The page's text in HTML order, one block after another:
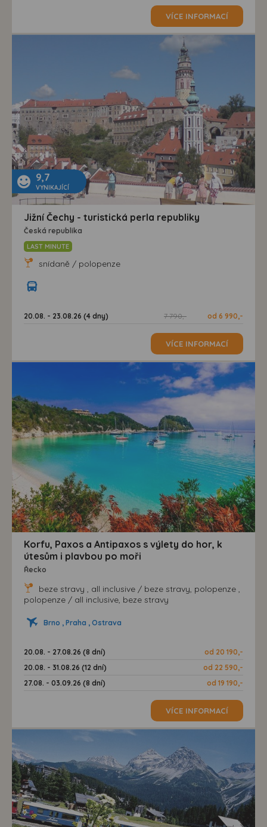
VÍCE INFORMACÍ
9,7
VYNIKAJÍCÍ
Jižní Čechy - turistická perla republiky
Česká republika
LAST MINUTE
snídaně / polopenze
20.08. - 23.08.26 (4 dny) 7 790,- od 6 990,-
VÍCE INFORMACÍ
Korfu, Paxos a Antipaxos s výlety do hor, k
útesům i plavbou po moři
Řecko
beze stravy , all inclusive / beze stravy, polopenze ,
polopenze / all inclusive, beze stravy
Brno , Praha , Ostrava
20.08. - 27.08.26 (8 dní)
od 20 190,-
20.08. - 31.08.26 (12 dní)
od 22 590,-
27.08. - 03.09.26 (8 dní)
od 19 190,-
VÍCE INFORMACÍ